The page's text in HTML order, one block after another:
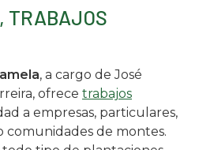
TRABAJOS
, a cargo de José
ofrece trabajos
a empresas, particulares,
comunidades de montes.